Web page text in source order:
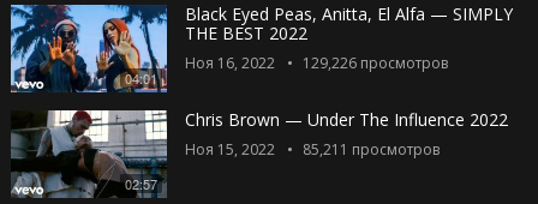
04:01
Black Eyed Peas, Anitta, El Alfa — SIMPLY
THE BEST 2022
Ноя 16, 2022 129,226просмотров
02:57
Chris Brown — Under The Influence 2022
Ноя 15, 2022 85,211 просмотров